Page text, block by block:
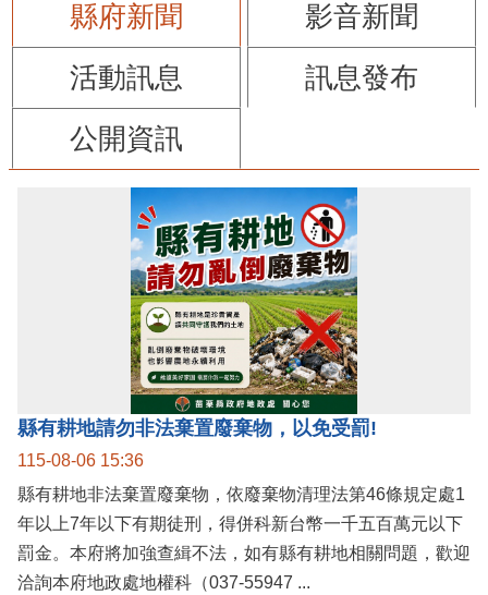
縣府新聞
影音新聞
活動訊息
訊息發布
公開資訊
縣有耕地請勿非法棄置廢棄物，以免受罰!
115-08-06 15:36
縣有耕地非法棄置廢棄物，依廢棄物清理法第46條規定處1
年以上7年以下有期徒刑，得併科新台幣一千五百萬元以下
罰金。本府將加強查緝不法，如有縣有耕地相關問題，歡迎
洽詢本府地政處地權科（037-55947 ...